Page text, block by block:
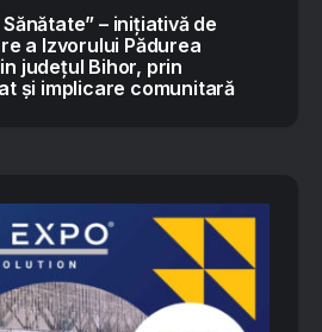
– inițiativă de
a Izvorului Pădurea
județul Bihor, prin
și implicare comunitară